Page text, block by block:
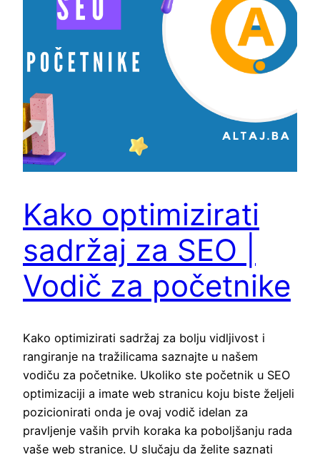
Kako optimizirati
sadržaj za SEO |
Vodič za početnike
Kako optimizirati sadržaj za bolju vidljivost i
rangiranje na tražilicama saznajte u našem
vodiču za početnike. Ukoliko ste početnik u SEO
optimizaciji a imate web stranicu koju biste željeli
pozicionirati onda je ovaj vodič idelan za
pravljenje vaših prvih koraka ka poboljšanju rada
vaše web stranice. U slučaju da želite saznati